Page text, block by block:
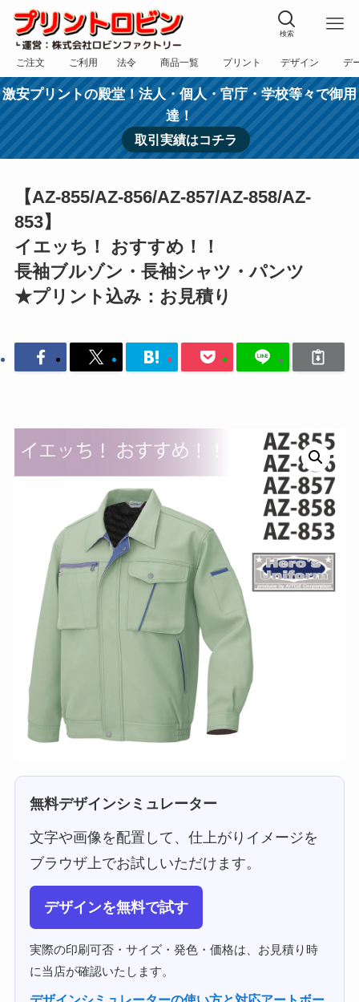
検索
ご注文
フォーム
ご利用
規約
法令
表記
商品一覧
カテゴリー
プリント
方法
デザイン
依頼
デ
入
激安プリントの殿堂！法人・個人・官庁・学校等々で御用
達！
取引実績はコチラ
【AZ-855/AZ-856/AZ-857/AZ-858/AZ-
853】
イエッち！ おすすめ！！
長袖ブルゾン・長袖シャツ・パンツ
★プリント込み：お見積り
無料デザインシミュレーター
文字や画像を配置して、仕上がりイメージを
ブラウザ上でお試しいただけます。
デザインを無料で試す
実際の印刷可否・サイズ・発色・価格は、お見積り時
に当店が確認いたします。